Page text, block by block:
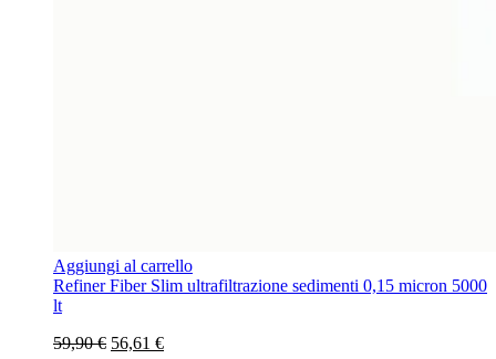
Aggiungi al carrello
Refiner Fiber Slim ultrafiltrazione sedimenti 0,15 micron 5000
lt
59,90 € 56,61 €